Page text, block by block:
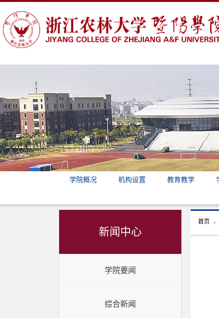
学院概况 机构设置 教育教学
新闻中心
学院要闻
综合新闻
首页